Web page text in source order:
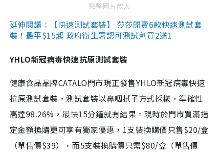
點擊圖片放大
延伸閱讀：【快速測試套裝】 莎莎開賣6款快速測試套
裝！最平$15起 政府衛生署認可測試劑買2送1
YHLO新冠病毒快速抗原測試套裝
健康食品品牌CATALO門市現正發售YHLO新冠病毒快速
抗原測試套裝，測試套裝以鼻咽拭子方式採樣，準確性
高達98.26%，最快15分鐘就有結果。現時於門市買滿指
定金額換購更可享有獨家優惠，1支裝換購價只售$20/盒
（單售價$39），而5支裝換購價只需$80/盒（單售價